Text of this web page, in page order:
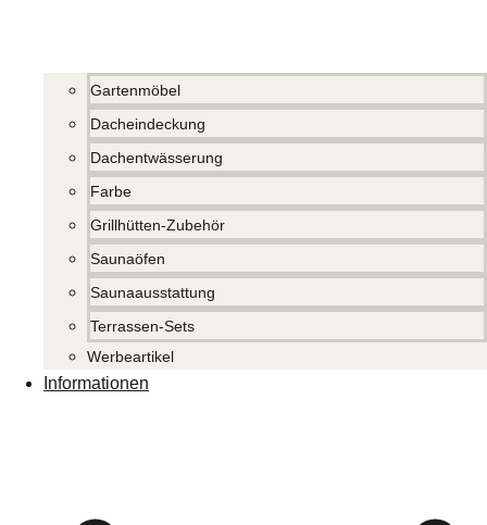
Gartenmöbel
Dacheindeckung
Dachentwässerung
Farbe
Grillhütten-Zubehör
Saunaöfen
Saunaausstattung
Terrassen-Sets
Werbeartikel
Informationen